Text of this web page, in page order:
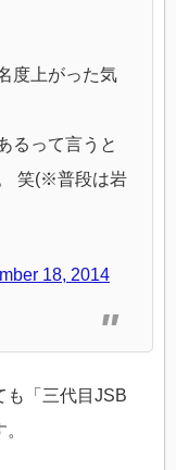
度上がった気
るって言うと
笑(※普段は岩
18, 2014
も「三代目JSB